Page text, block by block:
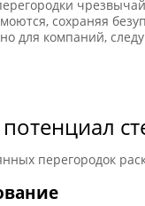
моются, сохраняя
для компаний,
перегородок